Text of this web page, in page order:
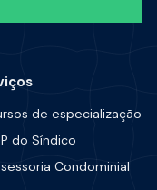
de especialização
do Síndico
Condominial